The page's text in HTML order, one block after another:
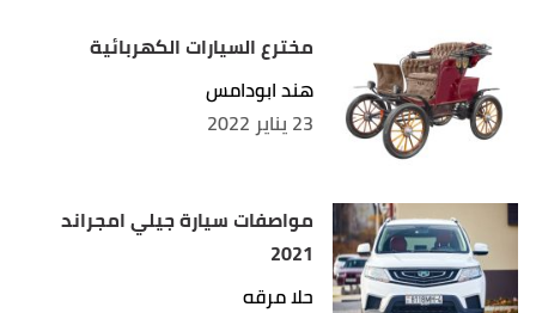
مخترع السيارات الكهربائية
هند ابودامس
23 يناير 2022
مواصفات سيارة جيلي امجراند
2021
حلا مرقه